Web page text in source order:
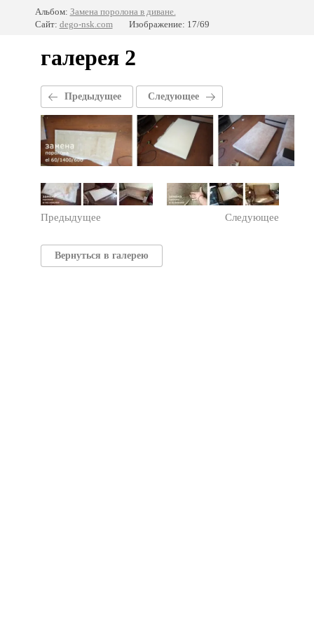
Альбом: Замена поролона в диване.
Сайт: dego-nsk.com Изображение: 17/69
галерея 2
Предыдущее Следующее
Предыдущее Следующее
Вернуться в галерею